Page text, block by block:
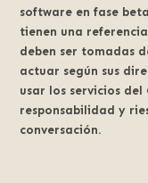
software en fase
tienen una
deben ser tomadas
actuar según sus
usar los servicios
responsabilidad y
conversación.